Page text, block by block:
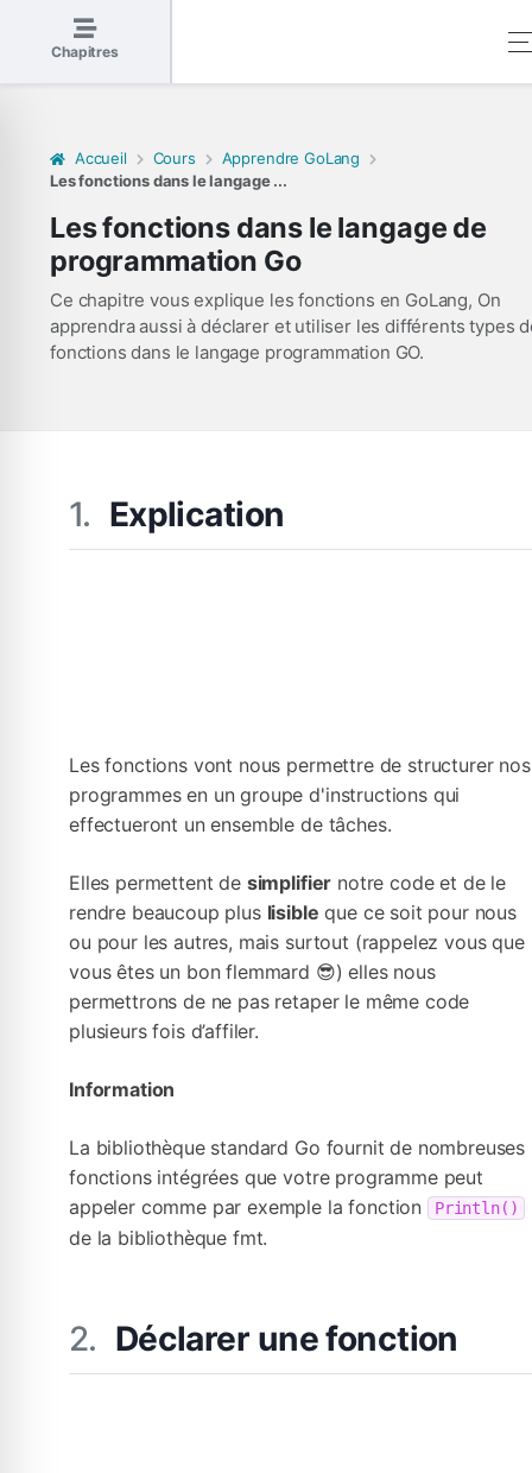
Chapitres
Accueil Cours
Apprendre GoLang
Les fonctions dans le langage ...
Les fonctions dans le langage de
programmation Go
Ce chapitre vous explique les fonctions en GoLang, On
apprendra aussi à déclarer et utiliser les différents types
fonctions dans le langage programmation GO.
Explication
Les fonctions vont nous permettre de structurer nos
programmes en un groupe d'instructions qui
effectueront un ensemble de tâches.
Elles permettent de simplifier notre code et de le
rendre beaucoup plus lisible que ce soit pour nous
ou pour les autres, mais surtout (rappelez vous que
vous êtes un bon flemmard 😎) elles nous
permettrons de ne pas retaper le même code
plusieurs fois d’affiler.
Information
La bibliothèque standard Go fournit de nombreuses
fonctions intégrées que votre programme peut
appeler comme par exemple la fonction
Println()
de la bibliothèque fmt.
Déclarer une fonction